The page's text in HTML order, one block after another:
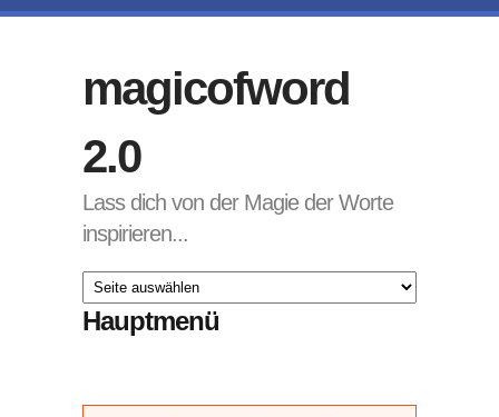
magicofword
2.0
Lass dich von der Magie der Worte
inspirieren...
Hauptmenü